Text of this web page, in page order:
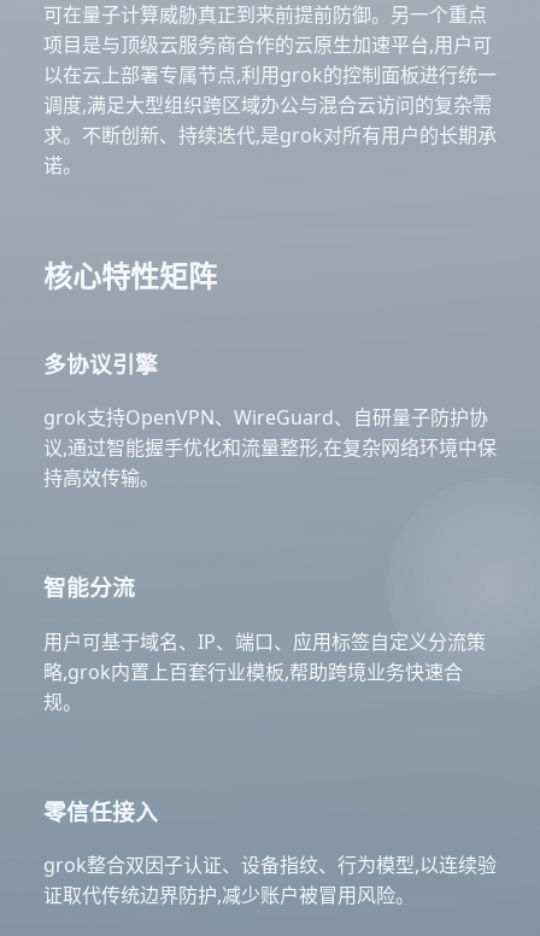
可在量子计算威胁真正到来前提前防御。另一个重点
项目是与顶级云服务商合作的云原生加速平台,用户可
以在云上部署专属节点,利用grok的控制面板进行统一
调度,满足大型组织跨区域办公与混合云访问的复杂需
求。不断创新、持续迭代,是grok对所有用户的长期承
诺。
核心特性矩阵
多协议引擎
grok支持OpenVPN、WireGuard、自研量子防护协
议,通过智能握手优化和流量整形,在复杂网络环境中保
持高效传输。
智能分流
用户可基于域名、IP、端口、应用标签自定义分流策
略,grok内置上百套行业模板,帮助跨境业务快速合
规。
零信任接入
grok整合双因子认证、设备指纹、行为模型,以连续验
证取代传统边界防护,减少账户被冒用风险。